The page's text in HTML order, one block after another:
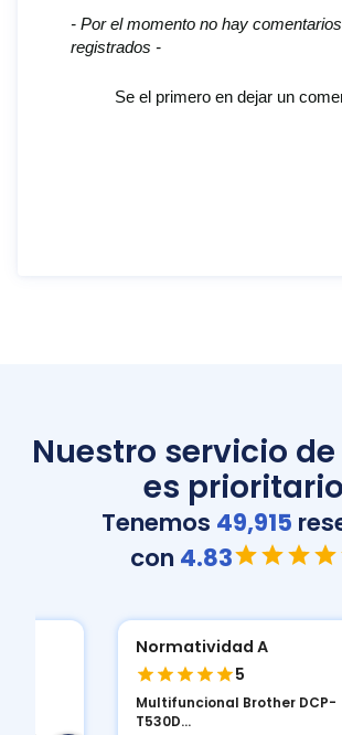
- Por el momento no hay comentarios
registrados -
Se el primero en dejar un
New content loaded
Nuestro servicio
es
Tenemos 49,915
con 4.83
Normatividad A
5
Multifuncional Brother DCP-
T530D...